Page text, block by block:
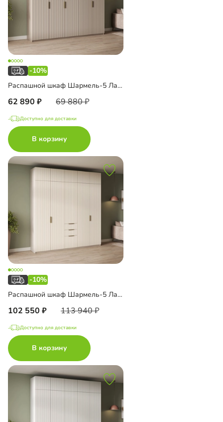
-10%
Распашной шкаф Шармель-5 Лайф
62 890 69 880
Доступно для доставки
В корзину
-10%
Распашной шкаф Шармель-5 Лайф с ящиками и антресолью
102 550 113 940
Доступно для доставки
В корзину